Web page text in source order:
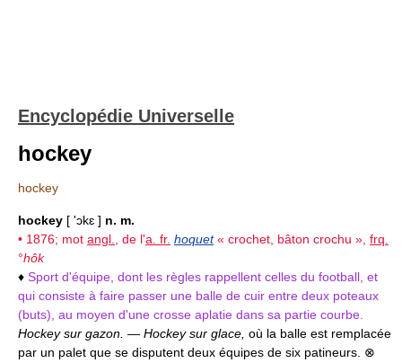
Encyclopédie Universelle
hockey
hockey
hockey [ 'ɔkɛ ] n. m.
• 1876; mot angl. , de l'a. fr. hoquet« crochet, bâton crochu », frq.
°hôk
♦ Sport d'équipe, dont les règles rappellent celles du football, et
qui consiste à faire passer une balle de cuir entre deux poteaux
(buts), au moyen d'une crosse aplatie dans sa partie courbe.
Hockey sur gazon. — Hockey sur glace, où la balle est remplacée
par un palet que se disputent deux équipes de six patineurs. ⊗